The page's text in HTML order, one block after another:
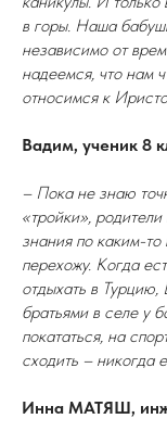
в горы. Наша
независимо от
надеемся, что нам
относимся к
Вадим, ученик 8
– Пока не знаю
«тройки», родители
знания по каким-
перехожу. Когда
отдыхать в
братьями в селе у
покататься, на
сходить – никогда
Инна МАТЯШ,